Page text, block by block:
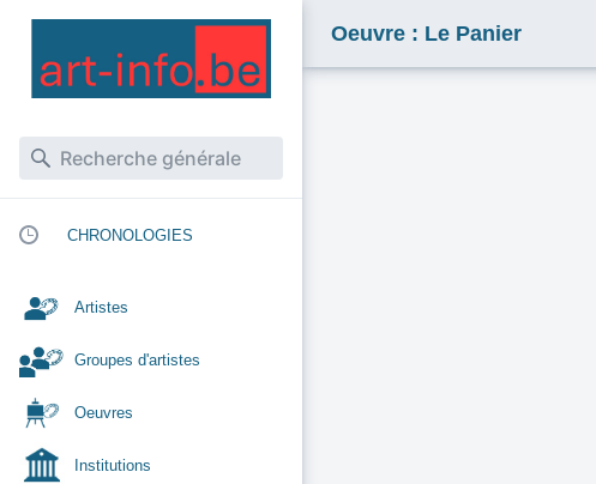
CHRONOLOGIES
Artistes
Groupes d'artistes
Oeuvres
Institutions
Oeuvre : Le Panier